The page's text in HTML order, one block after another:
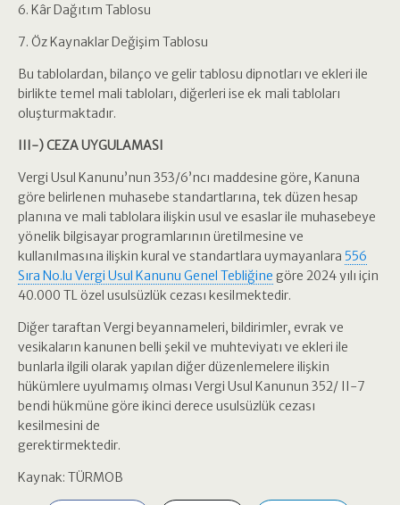
6. Kâr Dağıtım Tablosu
7. Öz Kaynaklar Değişim Tablosu
Bu tablolardan, bilanço ve gelir tablosu dipnotları ve ekleri ile
birlikte temel mali tabloları, diğerleri ise ek mali tabloları
oluşturmaktadır.
III-) CEZA UYGULAMASI
Vergi Usul Kanunu’nun 353/6’ncı maddesine göre, Kanuna
göre belirlenen muhasebe standartlarına, tek düzen hesap
planına ve mali tablolara ilişkin usul ve esaslar ile muhasebeye
yönelik bilgisayar programlarının üretilmesine ve
kullanılmasına ilişkin kural ve standartlara uymayanlara 556
Sıra No.lu Vergi Usul Kanunu Genel Tebliğine göre 2024 yılı için
40.000 TL özel usulsüzlük cezası kesilmektedir.
Diğer taraftan Vergi beyannameleri, bildirimler, evrak ve
vesikaların kanunen belli şekil ve muhteviyatı ve ekleri ile
bunlarla ilgili olarak yapılan diğer düzenlemelere ilişkin
hükümlere uyulmamış olması Vergi Usul Kanunun 352/ II-7
bendi hükmüne göre ikinci derece usulsüzlük cezası
kesilmesini de
gerektirmektedir.
Kaynak: TÜRMOB